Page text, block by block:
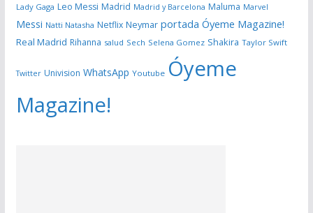
Lady Gaga Leo Messi Madrid Madrid y Barcelona Maluma Marvel
Messi Natti Natasha Netflix Neymar portada Óyeme Magazine!
Real Madrid Rihanna salud Sech Selena Gomez Shakira Taylor Swift
Twitter Univision WhatsApp Youtube Óyeme
Magazine!